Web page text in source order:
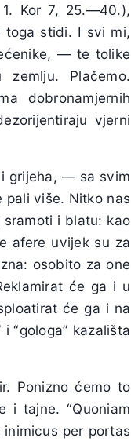
Kor 7, 25.—40.),
toga stidi. I svi mi,
— te tolike
Plačemo.
dobronamjernih
vjerni
i grijeha, — sa svim
pali više. Nitko nas
i blatu: kao
afere uvijek su za
osobito za one
će ga i u
će ga i na
“gologa” kazališta
Ponizno ćemo to
i tajne. “Quoniam
per portas